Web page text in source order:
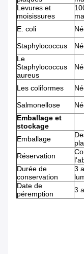
Levures et
moisissures
E. coli
Staphylococcus
Le
Staphylococcus
aureus
Les coliformes
Salmonellose
Emballage et
stockage
Emballage
Réservation
Durée de
conservation
3
Date de
péremption
3